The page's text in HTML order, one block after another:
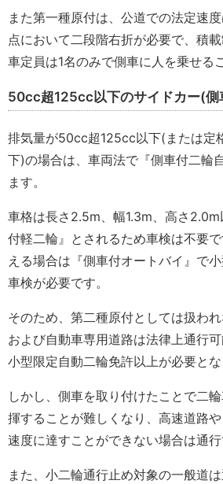
また第一種原付は、公道での法定速
点において二段階右折が必要で、積
車定員は1名のみで側車に人を乗せる
50cc超125cc以下のサイドカー(側
排気量が50cc超125cc以下(または定
下)の場合は、車両法で『側車付二輪
ます。
車格は長さ2.5m、幅1.3m、高さ
付軽二輪』とされるため車検は不要
える場合は『側車付オートバイ』で
車検が必要です。
そのため、第二種原付としては扱わ
および自動車専用道路は法律上通行
小型限定自動二輪免許以上が必要とな
しかし、側車を取り付けたことで二
揮することが難しくなり、高速道路
速度に達すことができない場合は通行
また、小二輪通行止め対象の一般道